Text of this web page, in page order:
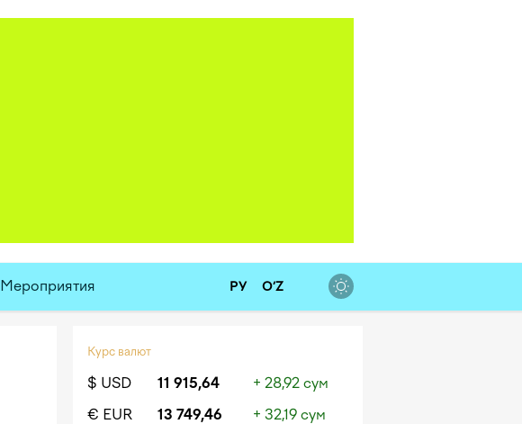
Мероприятия РУ O‘Z
Курс валют
$ USD 11 915,64
+ 28,92 сум
€ EUR
13 749,46
+ 32,19 сум